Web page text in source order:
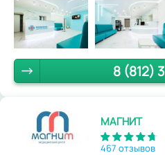
8 (812)
МАГНИТ
467 отзывов